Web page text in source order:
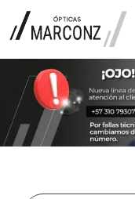
Saltar
Inicio
Productos